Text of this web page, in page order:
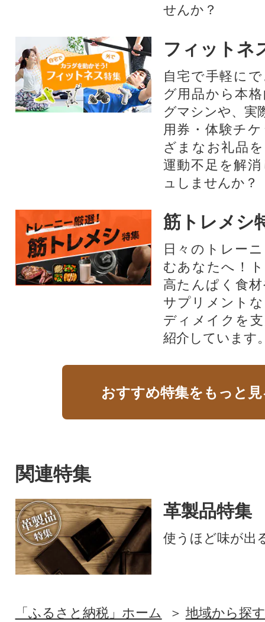
せんか？​​​
フィットネ
自宅で手軽に
グ用品から本
グマシンや、実
用券・体験チ
ざまなお礼品
運動不足を解
ュしませんか？
筋トレメシ
日々のトレー
むあなたへ！
高たんぱく食
サプリメント
ディメイクを
紹介しています
おすすめ特集をもっと
関連特集
革製品特集
使うほど味が
「ふるさと納税」ホーム
地域から探す